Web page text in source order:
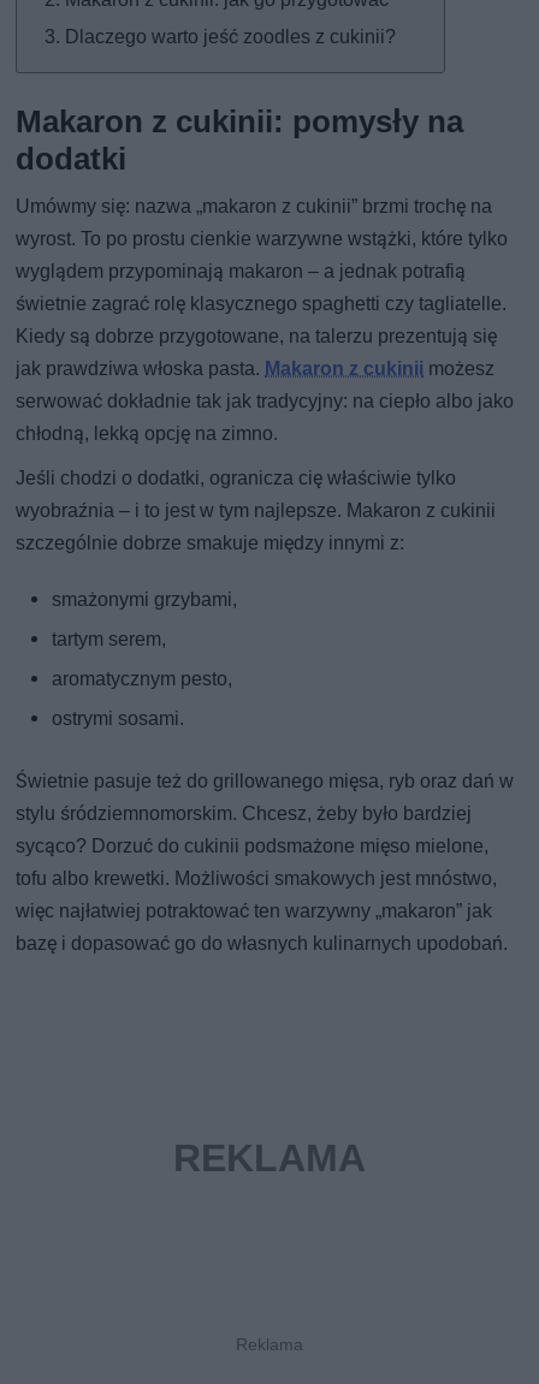
Dlaczego warto jeść zoodles z cukinii?
Makaron z cukinii: pomysły na
dodatki
Umówmy się: nazwa „makaron z cukinii” brzmi trochę na
wyrost. To po prostu cienkie warzywne wstążki, które tylko
wyglądem przypominają makaron – a jednak potrafią
świetnie zagrać rolę klasycznego spaghetti czy tagliatelle.
Kiedy są dobrze przygotowane, na talerzu prezentują się
jak prawdziwa włoska pasta. Makaron z cukinii możesz
serwować dokładnie tak jak tradycyjny: na ciepło albo jako
chłodną, lekką opcję na zimno.
Jeśli chodzi o dodatki, ogranicza cię właściwie tylko
wyobraźnia – i to jest w tym najlepsze. Makaron z cukinii
szczególnie dobrze smakuje między innymi z:
smażonymi grzybami,
tartym serem,
aromatycznym pesto,
ostrymi sosami.
Świetnie pasuje też do grillowanego mięsa, ryb oraz dań w
stylu śródziemnomorskim. Chcesz, żeby było bardziej
sycąco? Dorzuć do cukinii podsmażone mięso mielone,
tofu albo krewetki. Możliwości smakowych jest mnóstwo,
więc najłatwiej potraktować ten warzywny „makaron” jak
bazę i dopasować go do własnych kulinarnych upodobań.